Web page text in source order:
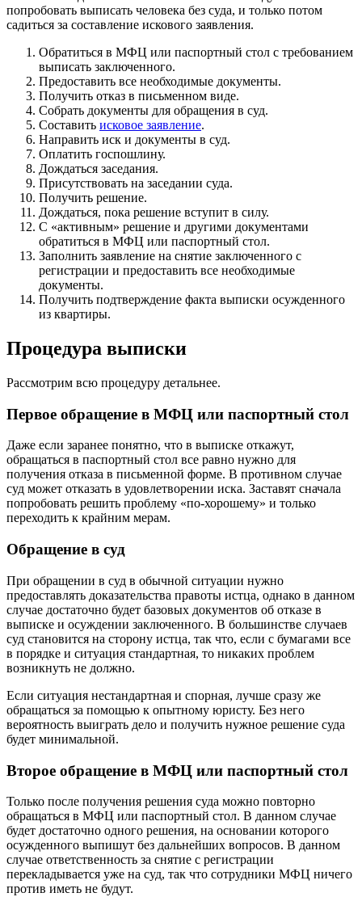
попробовать выписать человека без суда, и только потом
садиться за составление искового заявления.
Обратиться в МФЦ или паспортный стол с требованием
выписать заключенного.
Предоставить все необходимые документы.
Получить отказ в письменном виде.
Собрать документы для обращения в суд.
Составить исковое заявление.
Направить иск и документы в суд.
Оплатить госпошлину.
Дождаться заседания.
Присутствовать на заседании суда.
Получить решение.
Дождаться, пока решение вступит в силу.
С «активным» решение и другими документами
обратиться в МФЦ или паспортный стол.
Заполнить заявление на снятие заключенного с
регистрации и предоставить все необходимые
документы.
Получить подтверждение факта выписки осужденного
из квартиры.
Процедура выписки
Рассмотрим всю процедуру детальнее.
Первое обращение в МФЦ или паспортный стол
Даже если заранее понятно, что в выписке откажут,
обращаться в паспортный стол все равно нужно для
получения отказа в письменной форме. В противном случае
суд может отказать в удовлетворении иска. Заставят сначала
попробовать решить проблему «по-хорошему» и только
переходить к крайним мерам.
Обращение в суд
При обращении в суд в обычной ситуации нужно
предоставлять доказательства правоты истца, однако в данном
случае достаточно будет базовых документов об отказе в
выписке и осуждении заключенного. В большинстве случаев
суд становится на сторону истца, так что, если с бумагами все
в порядке и ситуация стандартная, то никаких проблем
возникнуть не должно.
Если ситуация нестандартная и спорная, лучше сразу же
обращаться за помощью к опытному юристу. Без него
вероятность выиграть дело и получить нужное решение суда
будет минимальной.
Второе обращение в МФЦ или паспортный стол
Только после получения решения суда можно повторно
обращаться в МФЦ или паспортный стол. В данном случае
будет достаточно одного решения, на основании которого
осужденного выпишут без дальнейших вопросов. В данном
случае ответственность за снятие с регистрации
перекладывается уже на суд, так что сотрудники МФЦ ничего
против иметь не будут.